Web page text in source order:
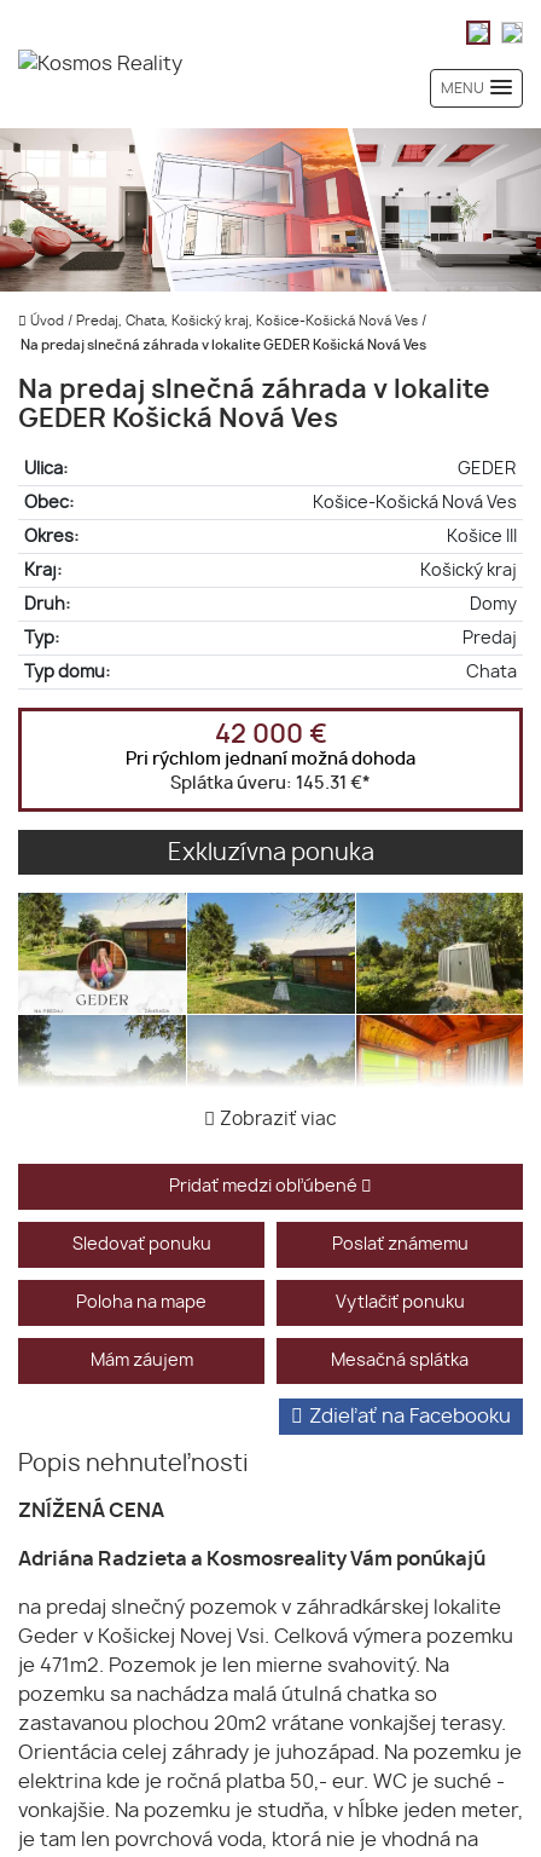
MENU
Úvod / Predaj, Chata, Košický kraj, Košice-Košická Nová Ves /
Na predaj slnečná záhrada v lokalite GEDER Košická Nová Ves
Na predaj slnečná záhrada v lokalite
GEDER Košická Nová Ves
Ulica:
GEDER
Obec:
Košice-Košická Nová Ves
Okres:
Košice III
Kraj:
Košický kraj
Druh:
Domy
Typ:
Predaj
Typ domu:
Chata
42 000 €
Pri rýchlom jednaní možná dohoda
Splátka úveru: 145.31 €*
Exkluzívna ponuka
Zobraziť viac
Pridať medzi obľúbené
Sledovať ponuku Poslať známemu
Poloha na mape Vytlačiť ponuku
Mám záujem Mesačná splátka
Popis nehnuteľnosti
Zdieľať na Facebooku
ZNÍŽENÁ CENA
Adriána Radzieta a Kosmosreality Vám ponúkajú
na predaj slnečný pozemok v záhradkárskej lokalite
Geder v Košickej Novej Vsi. Celková výmera pozemku
je 471m2. Pozemok je len mierne svahovitý. Na
pozemku sa nachádza malá útulná chatka so
zastavanou plochou 20m2 vrátane vonkajšej terasy.
Orientácia celej záhrady je juhozápad. Na pozemku je
elektrina kde je ročná platba 50,- eur. WC je suché -
vonkajšie. Na pozemku je studňa, v hĺbke jeden meter,
je tam len povrchová voda, ktorá nie je vhodná na